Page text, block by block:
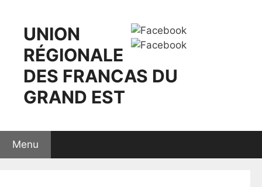
contenuUNION
RÉGIONALE
DES FRANCAS DU
GRAND EST
Menu